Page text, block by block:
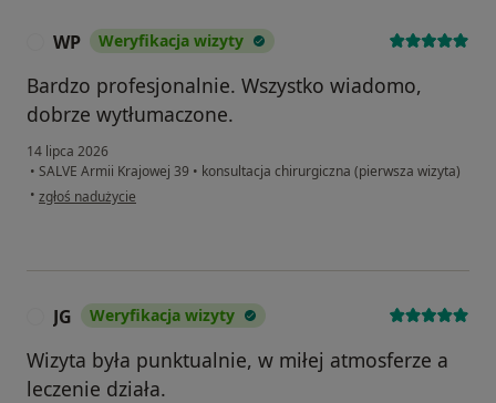
WP Weryfikacja wizyty
Bardzo profesjonalnie. Wszystko wiadomo,
dobrze wytłumaczone.
14 lipca 2026
• SALVE Armii Krajowej 39 • konsultacja chirurgiczna (pierwsza wizyta)
• w opinii użytkownika WP
zgłoś nadużycie
JG Weryfikacja wizyty
Wizyta była punktualnie, w miłej atmosferze a
leczenie działa.